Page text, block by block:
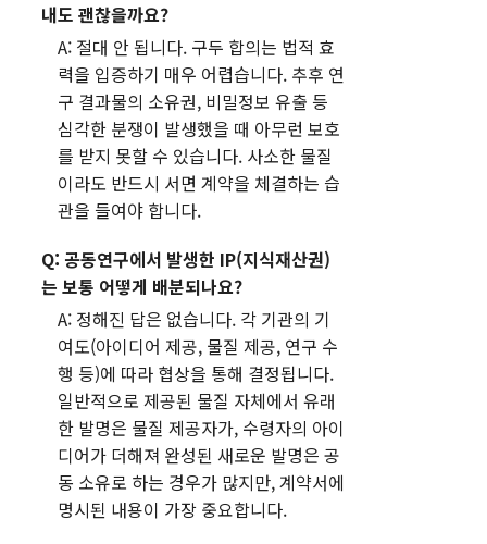
내도 괜찮을까요?
A: 절대 안 됩니다. 구두 합의는 법적 효
력을 입증하기 매우 어렵습니다. 추후 연
구 결과물의 소유권, 비밀정보 유출 등
심각한 분쟁이 발생했을 때 아무런 보호
를 받지 못할 수 있습니다. 사소한 물질
이라도 반드시 서면 계약을 체결하는 습
관을 들여야 합니다.
Q: 공동연구에서 발생한 IP(지식재산권)
는 보통 어떻게 배분되나요?
A: 정해진 답은 없습니다. 각 기관의 기
여도(아이디어 제공, 물질 제공, 연구 수
행 등)에 따라 협상을 통해 결정됩니다.
일반적으로 제공된 물질 자체에서 유래
한 발명은 물질 제공자가, 수령자의 아이
디어가 더해져 완성된 새로운 발명은 공
동 소유로 하는 경우가 많지만, 계약서에
명시된 내용이 가장 중요합니다.